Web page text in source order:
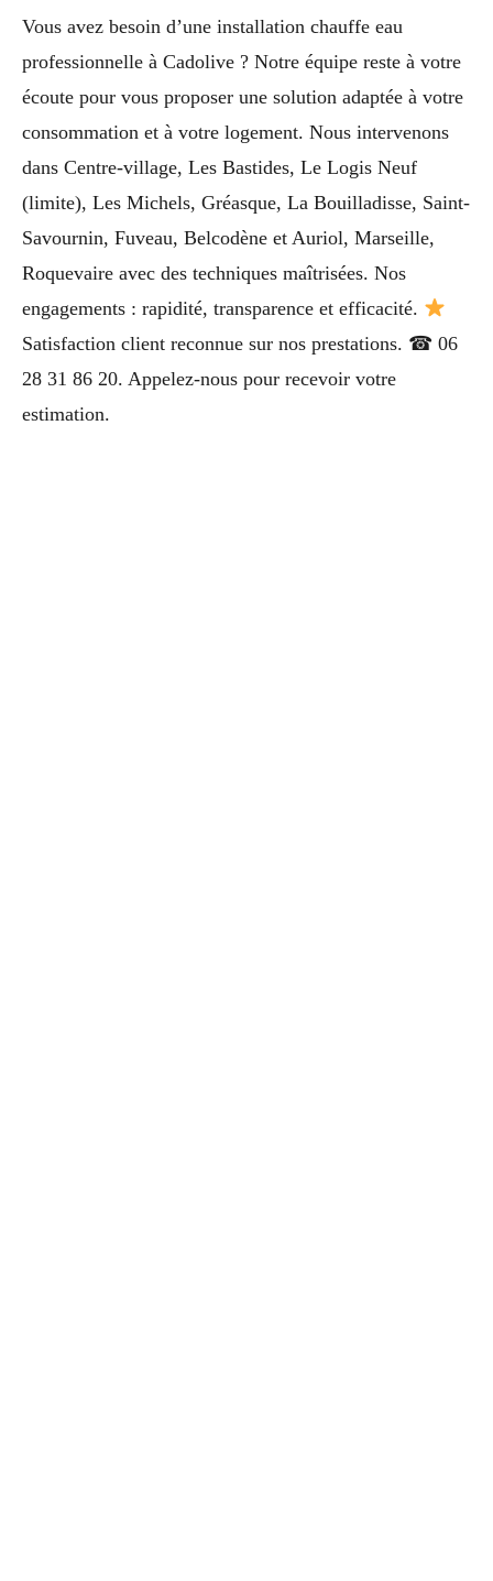
Vous avez besoin d’une installation chauffe eau
professionnelle à Cadolive ? Notre équipe reste à votre
écoute pour vous proposer une solution adaptée à votre
consommation et à votre logement. Nous intervenons
dans Centre-village, Les Bastides, Le Logis Neuf
(limite), Les Michels, Gréasque, La Bouilladisse, Saint-
Savournin, Fuveau, Belcodène et Auriol, Marseille,
Roquevaire avec des techniques maîtrisées. Nos
engagements : rapidité, transparence et efficacité.
Satisfaction client reconnue sur nos prestations. ☎ 06
28 31 86 20. Appelez-nous pour recevoir votre
estimation.